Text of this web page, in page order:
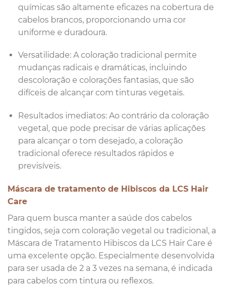
químicas são altamente eficazes na cobertura de
cabelos brancos, proporcionando uma cor
uniforme e duradoura.
Versatilidade: A coloração tradicional permite
mudanças radicais e dramáticas, incluindo
descoloração e colorações fantasias, que são
difíceis de alcançar com tinturas vegetais.
Resultados imediatos: Ao contrário da coloração
vegetal, que pode precisar de várias aplicações
para alcançar o tom desejado, a coloração
tradicional oferece resultados rápidos e
previsíveis.
Máscara de tratamento de Hibiscos da LCS Hair
Care
Para quem busca manter a saúde dos cabelos
tingidos, seja com coloração vegetal ou tradicional, a
Máscara de Tratamento Hibiscos da LCS Hair Care é
uma excelente opção. Especialmente desenvolvida
para ser usada de 2 a 3 vezes na semana, é indicada
para cabelos com tintura ou reflexos.